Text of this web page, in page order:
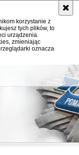
korzystanie z
tych plików, to
urządzenia.
zmieniając
oznacza